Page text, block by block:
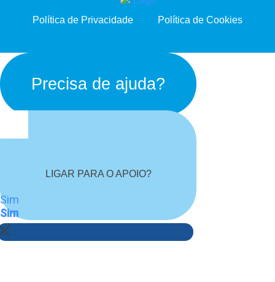
Política de Privacidade Política de Cookies
Precisa de ajuda?
LIGAR PARA O APOIO?
Sim
Sim